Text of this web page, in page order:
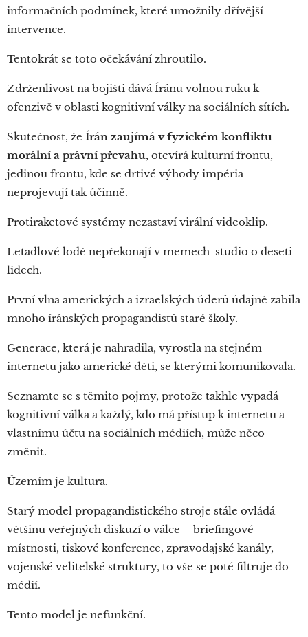
informačních podmínek, které umožnily dřívější
intervence.
Tentokrát se toto očekávání zhroutilo.
Zdrženlivost na bojišti dává Íránu volnou ruku k
ofenzivě v oblasti kognitivní války na sociálních sítích.
Skutečnost, že Írán zaujímá v fyzickém konfliktu
morální a právní převahu, otevírá kulturní frontu,
jedinou frontu, kde se drtivé výhody impéria
neprojevují tak účinně.
Protiraketové systémy nezastaví virální videoklip.
Letadlové lodě nepřekonají v memech studio o deseti
lidech.
První vlna amerických a izraelských úderů údajně zabila
mnoho íránských propagandistů staré školy.
Generace, která je nahradila, vyrostla na stejném
internetu jako americké děti, se kterými komunikovala.
Seznamte se s těmito pojmy, protože takhle vypadá
kognitivní válka a každý, kdo má přístup k internetu a
vlastnímu účtu na sociálních médiích, může něco
změnit.
Územím je kultura.
Starý model propagandistického stroje stále ovládá
většinu veřejných diskuzí o válce – briefingové
místnosti, tiskové konference, zpravodajské kanály,
vojenské velitelské struktury, to vše se poté filtruje do
médií.
Tento model je nefunkční.